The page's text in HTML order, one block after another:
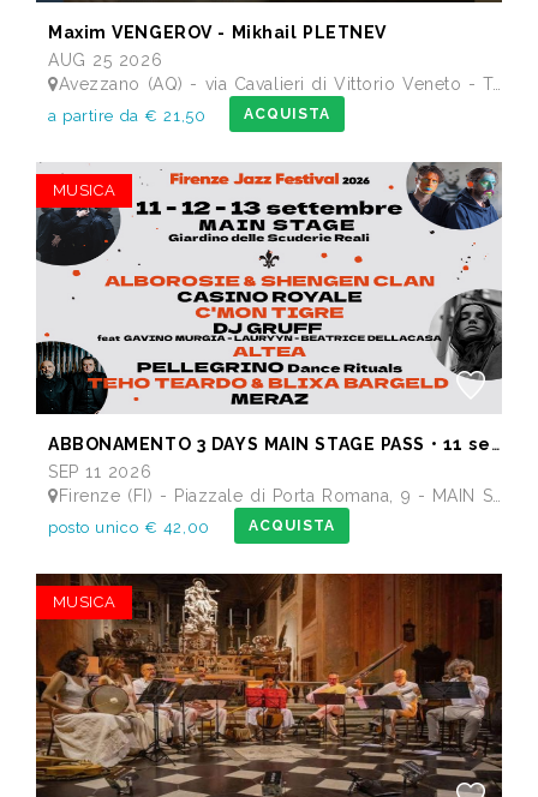
Maxim VENGEROV - Mikhail PLETNEV
AUG 25 2026
Avezzano (AQ) - via Cavalieri di Vittorio Veneto - Teatro dei Marsi
a partire da € 21,50 ACQUISTA
MUSICA
ABBONAMENTO 3 DAYS MAIN STAGE PASS • 11 settembre: Alborosie & Shengen Clan, DJ Gruff feat Gavino Murgia - Lauryyn - Beatrice Dellacasa, after party Dj Gruff • 12 settembre: Altea, Pellegrino, Casino Royale • 13 settembre: Meraz, Teho Teardo & Blixa Bargeld, C'Mon Tigre
SEP 11 2026
Firenze (FI) - Piazzale di Porta Romana, 9 - MAIN STAGE - Giardino delle Scuderie Reali
posto unico € 42,00 ACQUISTA
MUSICA